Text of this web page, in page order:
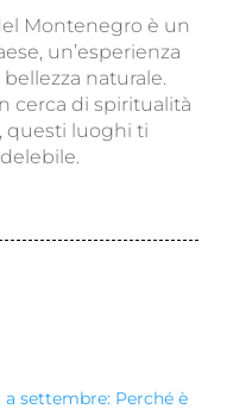
Montenegro è un
un’esperienza
naturale.
cerca di spiritualità
questi luoghi ti
settembre: Perché è